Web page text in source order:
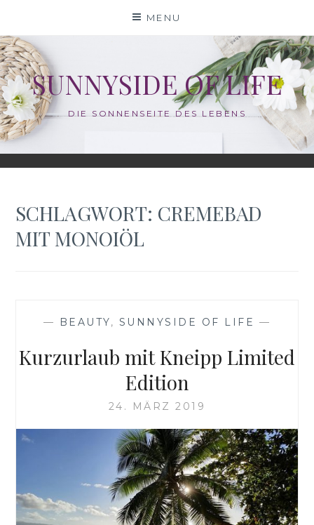
content
MENU
SUNNYSIDE OF LIFE
DIE SONNENSEITE DES LEBENS
SCHLAGWORT: CREMEBAD
MIT MONOIÖL
— BEAUTY, SUNNYSIDE OF LIFE —
Kurzurlaub mit Kneipp Limited
Edition
24. MÄRZ 2019